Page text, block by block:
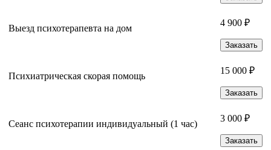
Выезд психотерапевта на дом
4 900 ₽
Заказать
Психиатрическая скорая помощь
15 000 ₽
Заказать
Сеанс психотерапии индивидуальный (1 час)
3 000 ₽
Заказать